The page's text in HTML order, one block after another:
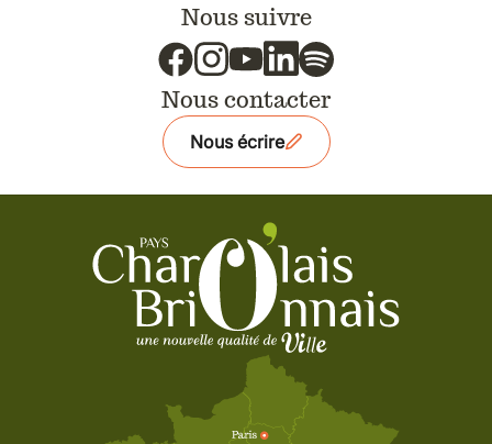
Nous suivre
Nous contacter
Nous écrire